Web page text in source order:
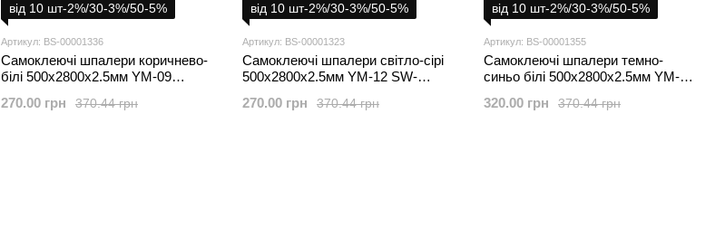
від 10 шт-2%/30-3%/50-5%
Артикул: BS-00001336
Самоклеючі шпалери коричнево-
білі 500х2800х2.5мм YM-09
370.44 грн
270.00 грн
від 10 шт-2%/30-3%/50-5%
Артикул: BS-00001323
Самоклеючі шпалери світло-сірі
500х2800х2.5мм YM-12 SW-
370.44 грн
270.00 грн
від 10 шт-2%/30-3%/50-5%
Артикул: BS-00001355
Самоклеючі шпалери темно-
синьо білі 500х2800х2.5мм YM-10
370.44 грн
320.00 грн